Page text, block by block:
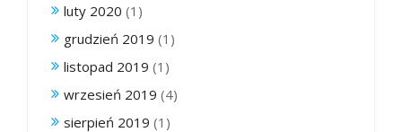
luty 2020 (1)
grudzień 2019 (1)
listopad 2019 (1)
wrzesień 2019 (4)
sierpień 2019 (1)